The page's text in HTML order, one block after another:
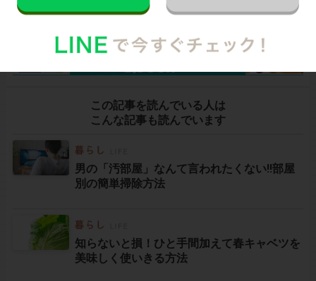
この記事を読んでいる人は
こんな記事も読んでいます
男の「汚部屋」なんて言われたくない!!部屋
別の簡単掃除方法
知らないと損！ひと手間加えて春キャベツを
美味しく使いきる方法